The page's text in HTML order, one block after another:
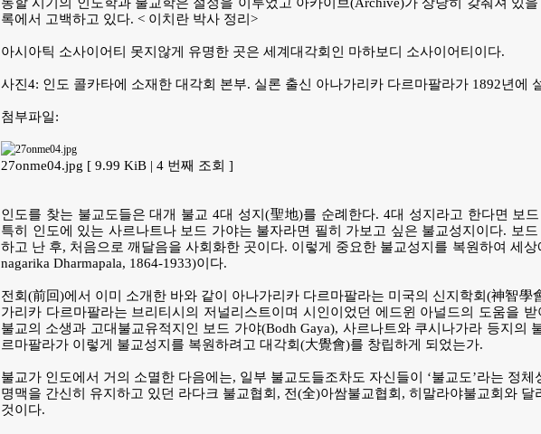
록에서 고백하고 있다. < 이치란 박사 정리>
아시아틱 소사이어티 못지않게 유명한 곳은 세계대각회인 마하보디 소사이어티이다.
사진4: 인도 콜카타에 소재한 대각회 본부. 실론 출신 아나가리카 다르마팔라가 1892년에
첨부파일:
27onme04.jpg [ 9.99 KiB | 4 번째 조회 ]
인도를 찾는 불교도들은 대개 불교 4대 성지(聖地)를 순례한다. 4대 성지라고 한다면 보
특히 인도에 있는 사르나트나 보드 가야는 불자라면 필히 가보고 싶은 불교성지이다. 보
하고 난 후, 처음으로 깨달음을 사회화한 곳이다. 이렇게 중요한 불교성지를 복원하여 세
nagarika Dharmapala, 1864-1933)이다.
전회(前回)에서 이미 소개한 바와 같이 아나가리카 다르마팔라는 미국의 신지학회(神智
가리카 다르마팔라는 브리티시의 저널리스트이며 시인이었던 에드윈 아널드의 도움을
불교의 소생과 고대불교유적지인 보드 가야(Bodh Gaya), 사르나트와 쿠시나가라 등지
르마팔라가 이렇게 불교성지를 복원하려고 대각회(大覺會)를 창립하게 되었는가.
불교가 인도에서 거의 소멸한 다음에는, 일부 불교도들조차도 자신들이 ‘불교도’라는 정
명맥을 간신히 유지하고 있던 라다크 불교협회, 전(全)아쌈불교협회, 히말라야불교회와
것이다.